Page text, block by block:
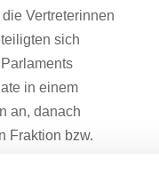
Vertreterinnen
sich
in einem
an, danach
Fraktion bzw.